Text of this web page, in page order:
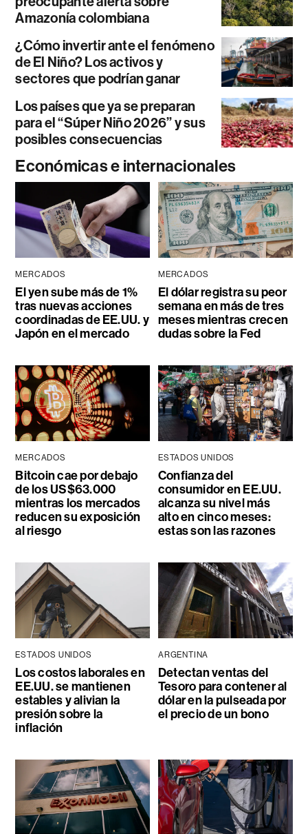
Amazonía colombiana
¿Cómo invertir ante el fenómeno
de El Niño? Los activos y
sectores que podrían ganar
Los países que ya se preparan
para el “Súper Niño 2026” y sus
posibles consecuencias
Económicas e internacionales
MERCADOS
El yen sube más de 1%
tras nuevas acciones
coordinadas de EE.UU. y
Japón en el mercado
MERCADOS
El dólar registra su peor
semana en más de tres
meses mientras crecen
dudas sobre la Fed
MERCADOS
Bitcoin cae por debajo
de los US$63.000
mientras los mercados
reducen su exposición
al riesgo
ESTADOS UNIDOS
Confianza del
consumidor en EE.UU.
alcanza su nivel más
alto en cinco meses:
estas son las razones
ESTADOS UNIDOS
Los costos laborales en
EE.UU. se mantienen
estables y alivian la
presión sobre la
inflación
ARGENTINA
Detectan ventas del
Tesoro para contener al
dólar en la pulseada por
el precio de un bono